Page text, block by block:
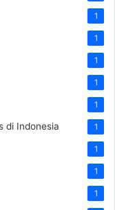
1
1
1
1
1
di Indonesia 1
1
1
1